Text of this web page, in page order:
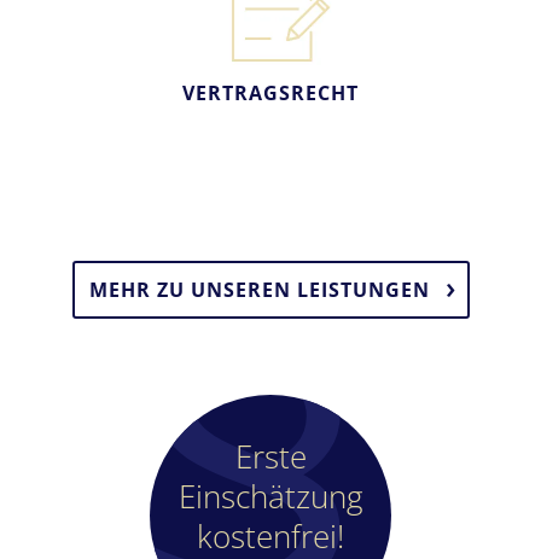
VERTRAGSRECHT
MEHR ZU UNSEREN LEISTUNGEN
Erste
Einschätzung
kostenfrei!